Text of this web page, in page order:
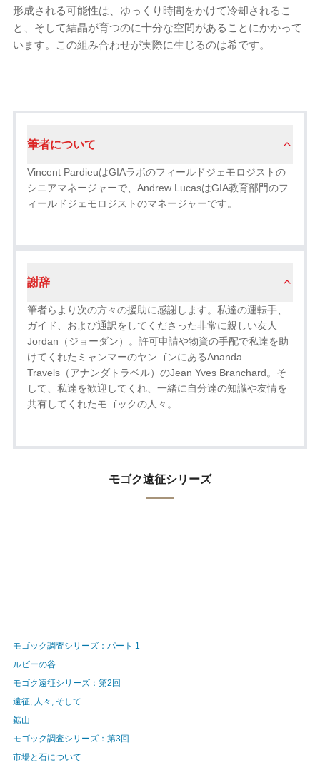
形成される可能性は、ゆっくり時間をかけて冷却されるこ
と、そして結晶が育つのに十分な空間があることにかかって
います。この組み合わせが実際に生じるのは希です。
筆者について
Vincent PardieuはGIAラボのフィールドジェモロジストの
シニアマネージャーで、Andrew LucasはGIA教育部門のフ
ィールドジェモロジストのマネージャーです。
謝辞
筆者らより次の方々の援助に感謝します。私達の運転手、
ガイド、および通訳をしてくださった非常に親しい友人
Jordan（ジョーダン）。許可申請や物資の手配で私達を助
けてくれたミャンマーのヤンゴンにあるAnanda
Travels（アナンダトラベル）のJean Yves Branchard。そ
して、私達を歓迎してくれ、一緒に自分達の知識や友情を
共有してくれたモゴックの人々。
モゴク遠征シリーズ
モゴック調査シリーズ：パート 1
ルビーの谷
モゴク遠征シリーズ：第2回
遠征, 人々, そして
鉱山
モゴック調査シリーズ：第3回
市場と石について